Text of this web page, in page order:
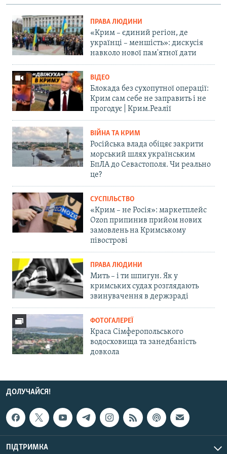
ПРАВА ЛЮДИНИ
«Крим – єдиний регіон, де
українці – меншість»: дискусія
навколо нової пам'ятної дати
ВІДЕО
Блокада без сухопутної операції:
Крим сам себе не заправить і не
прогодує | Крим.Реалії
ВІЙНА ТА КРИМ
Російська влада обіцяє закрити
морський шлях українським
БпЛА до Севастополя. Чи реально
це?
СУСПІЛЬСТВО
«Крим – не Росія»: маркетплейс
Ozon припинив прийом нових
замовлень на Кримському
півострові
ПРАВА ЛЮДИНИ
Мить – і ти шпигун. Як у
кримських судах розглядають
звинувачення в держзраді
ФОТОГАЛЕРЕЇ
Краса Сімферопольського
водосховища та занедбаність
довкола
ДОЛУЧАЙСЯ!
ПІДТРИМКА